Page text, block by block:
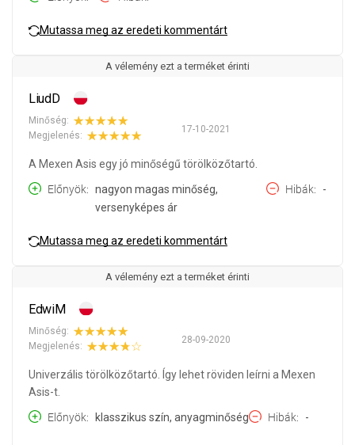
Mutassa meg az eredeti kommentárt
A vélemény ezt a terméket érinti
LiudD
17-10-2021
Minőség:
Megjelenés:
A Mexen Asis egy jó minőségű törölközőtartó.
Előnyök
nagyon magas minőség,
versenyképes ár
Hibák -
Mutassa meg az eredeti kommentárt
A vélemény ezt a terméket érinti
EdwiM
28-09-2020
Minőség:
Megjelenés:
Univerzális törölközőtartó. Így lehet röviden leírni a Mexen
Asis-t.
Előnyök
klasszikus szín, anyagminőség Hibák -